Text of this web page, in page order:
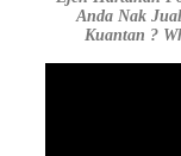
Anda Nak
Kuantan ?